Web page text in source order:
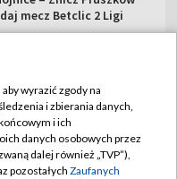
mecz Betclic 2 Ligi
TVP
TVP
wyrazić zgody na
i zbierania danych,
i ich
danych osobowych przez
dalej również „TVP”),
pozostałych Zaufanych